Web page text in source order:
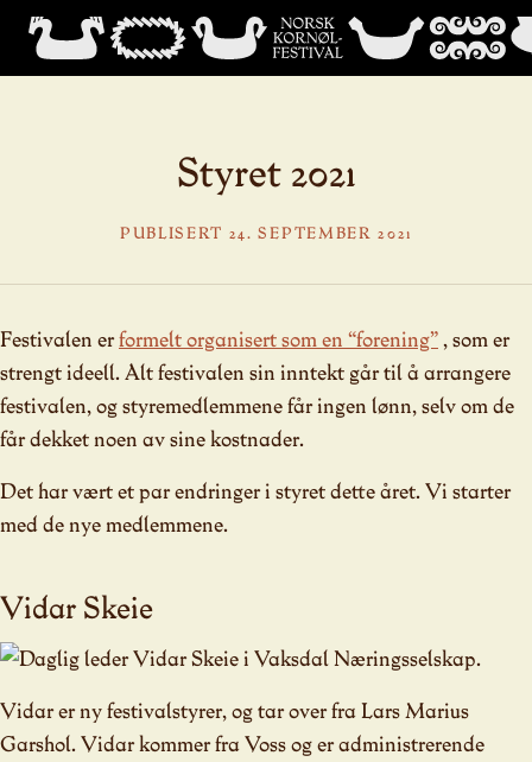
Styret 2021
PUBLISERT 24. SEPTEMBER 2021
Festivalen erformelt organisert som en “forening”, som er
strengt ideell. Alt festivalen sin inntekt går til å arrangere
festivalen, og styremedlemmene får ingen lønn, selv om de
får dekket noen av sine kostnader.
Det har vært et par endringer i styret dette året. Vi starter
med de nye medlemmene.
Vidar Skeie
Vidar er ny festivalstyrer, og tar over fra Lars Marius
Garshol. Vidar kommer fra Voss og er administrerende